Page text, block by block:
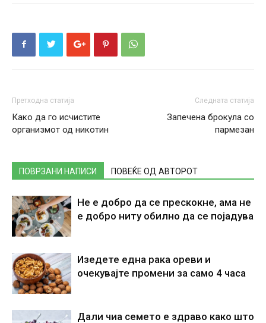
Претходна статија
Како да го исчистите
организмот од никотин
Следната статија
Запечена брокула со
пармезан
ПОВРЗАНИ НАПИСИ ПОВЕЌЕ ОД АВТОРОТ
Не е добро да се прескокне, ама не
е добро ниту обилно да се појадува
Изедете една рака ореви и
очекувајте промени за само 4 часа
Дали чиа семето е здраво како што